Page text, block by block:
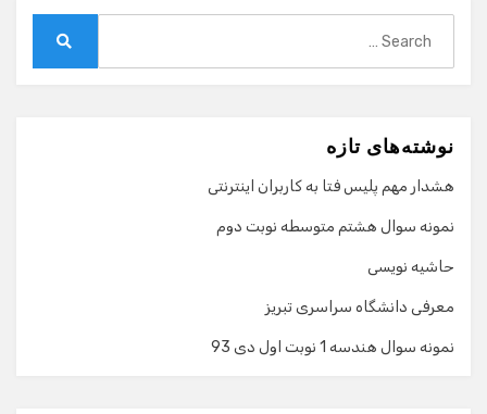
نوشته‌های تازه
هشدار مهم پلیس فتا به کاربران اینترنتی
نمونه سوال هشتم متوسطه نوبت دوم
حاشیه نویسی
معرفی دانشگاه سراسری تبریز
نمونه سوال هندسه 1 نوبت اول دی 93
گفت‌وگو با دستیار هوشمند